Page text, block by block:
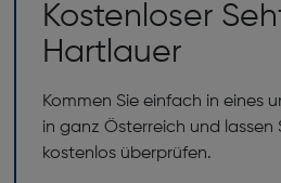
Kostenloser
Hartlauer
Kommen Sie einfach in eines
in ganz Österreich und lassen
kostenlos überprüfen.